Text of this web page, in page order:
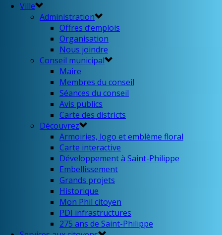
Ville
Administration
Offres d’emplois
Organisation
Nous joindre
Conseil municipal
Maire
Membres du conseil
Séances du conseil
Avis publics
Carte des districts
Découvrez
Armoiries, logo et emblème floral
Carte interactive
Développement à Saint-Philippe
Embellissement
Grands projets
Historique
Mon Phil citoyen
PDI infrastructures
275 ans de Saint-Philippe